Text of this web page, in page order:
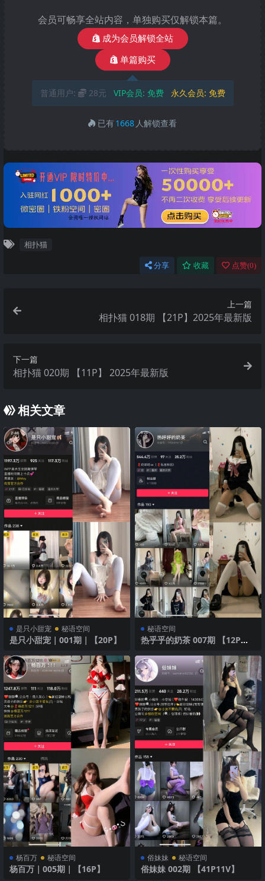
会员可畅享全站内容，单独购买仅解锁本篇。
成为会员解锁全站
单篇购买
普通用户: 28元 VIP会员: 免费 永久会员: 免费
已有1668 人解锁查看
相扑猫
分享 收藏 点赞(0)
上一篇
相扑猫 018期 【21P】2025年最新版
下一篇
相扑猫 020期 【11P】 2025年最新版
相关文章
是只小甜宠 秘语空间
是只小甜宠｜001期｜【20P】
秘语空间
热乎乎的奶茶 007期 【12P】2
杨百万 秘语空间
杨百万｜005期｜【16P】
俗妹妹 秘语空间
俗妹妹 002期 【41P11V】